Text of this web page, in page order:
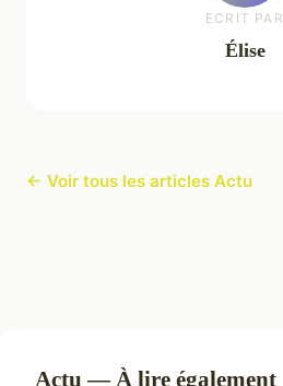
ECRIT PAR
Élise
← Voir tous les articles Actu
Actu — À lire également